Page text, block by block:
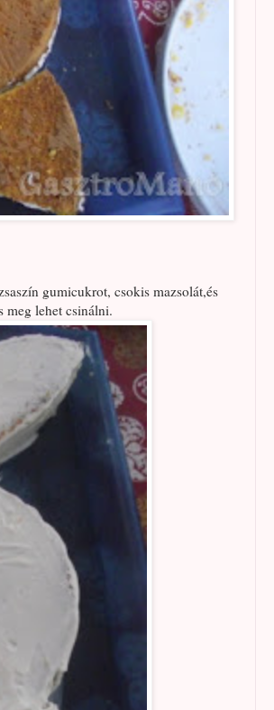
gumicukrot, csokis mazsolát,és
meg lehet csinálni.